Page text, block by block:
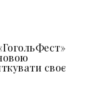
своє